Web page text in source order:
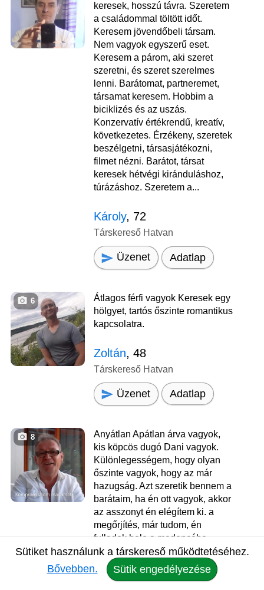
keresek, hosszú távra. Szeretem
a családommal töltött időt.
Keresem jövendőbeli társam.
Nem vagyok egyszerű eset.
Keresem a párom, aki szeret
szeretni, és szeret szerelmes
lenni. Barátomat, partneremet,
társamat keresem. Hobbim a
biciklizés és az uszás.
Konzervatív értékrendű, kreatív,
következetes. Érzékeny, szeretek
beszélgetni, társasjátékozni,
filmet nézni. Barátot, társat
keresek hétvégi kiránduláshoz,
túrázáshoz. Szeretem a...
Károly, 72
Társkereső Hatvan
Üzenet Adatlap
6
Átlagos férfi vagyok Keresek egy
hölgyet, tartós őszinte romantikus
kapcsolatra.
Zoltán, 48
Társkereső Hatvan
Üzenet Adatlap
8
Anyátlan Apátlan árva vagyok,
kis köpcös dugó Dani vagyok.
Különlegességem, hogy olyan
őszinte vagyok, hogy az már
hazugság. Azt szeretik bennem a
barátaim, ha én ott vagyok, akkor
az asszonyt én elégítem ki. a
megőrjítés, már tudom, én
fulladok bele a medencébe
legelőször! Nem vagyok 60 éves,
korom 18, csak negyvenkét év,
élettapasztalattal! Már
Sütiket használunk a társkereső működtetéséhez.
Bővebben.
Sütik engedélyezése